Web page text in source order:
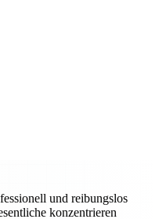
und reibungslos
konzentrieren